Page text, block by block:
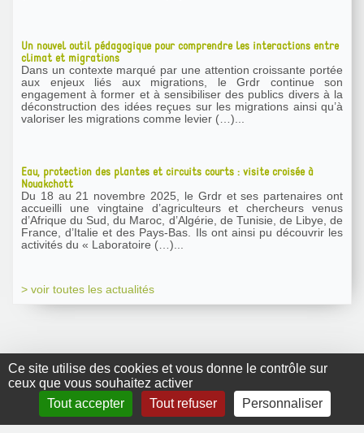
Ce site utilise des cookies et vous donne le contrôle sur
ceux que vous souhaitez activer
Tout accepter
Tout refuser Personnaliser
Un nouvel outil pédagogique pour comprendre les interactions entre
climat et migrations
Dans un contexte marqué par une attention croissante portée
aux enjeux liés aux migrations, le Grdr continue son
engagement à former et à sensibiliser des publics divers à la
déconstruction des idées reçues sur les migrations ainsi qu’à
valoriser les migrations comme levier (…)...
Eau, protection des plantes et circuits courts : visite croisée à
Nouakchott
Du 18 au 21 novembre 2025, le Grdr et ses partenaires ont
accueilli une vingtaine d’agriculteurs et chercheurs venus
d’Afrique du Sud, du Maroc, d’Algérie, de Tunisie, de Libye, de
France, d’Italie et des Pays-Bas. Ils ont ainsi pu découvrir les
activités du « Laboratoire (…)...
> voir toutes les actualités
GRDR Copyright
2010 |RSS|Plan du site|Mentions légales|Contact